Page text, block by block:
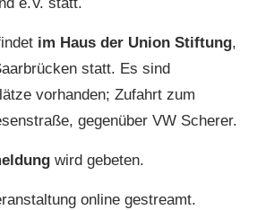
im Haus der Union Stiftung,
statt. Es sind
vorhanden; Zufahrt zum
gegenüber VW Scherer.
wird gebeten.
online gestreamt.